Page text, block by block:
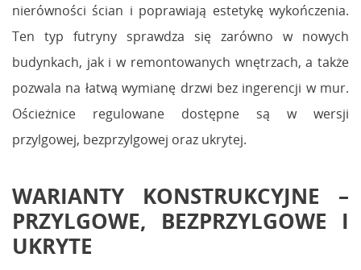
nierówności ścian i poprawiają estetykę wykończenia.
Ten typ futryny sprawdza się zarówno w nowych
budynkach, jak i w remontowanych wnętrzach, a także
pozwala na łatwą wymianę drzwi bez ingerencji w mur.
Ościeżnice regulowane dostępne są w wersji
przylgowej, bezprzylgowej oraz ukrytej.
WARIANTY KONSTRUKCYJNE –
PRZYLGOWE, BEZPRZYLGOWE I
UKRYTE